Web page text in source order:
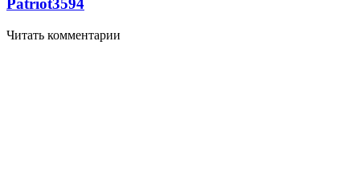
Patriot3594
Читать комментарии